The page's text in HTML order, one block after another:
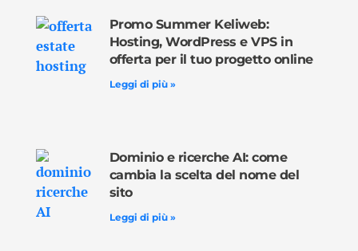
Promo Summer Keliweb:
Hosting, WordPress e VPS in
offerta per il tuo progetto online
Leggi di più »
Dominio e ricerche AI: come
cambia la scelta del nome del
sito
Leggi di più »